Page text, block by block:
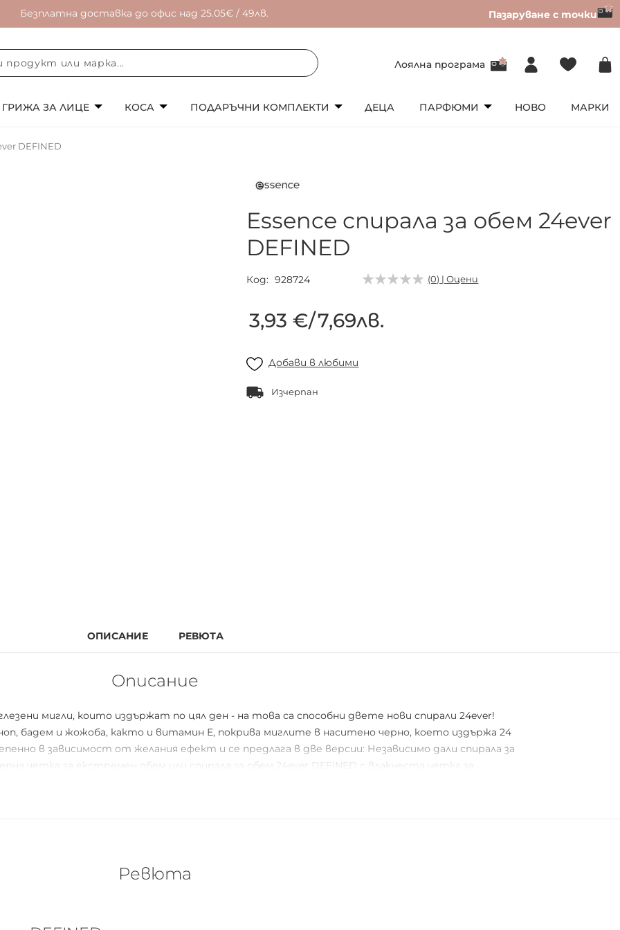
Безплатна доставка до офис над 25.05€ / 49лв. Пазаруване с точки
Лоялна програма
ГРИЖА ЗА ЛИЦЕ КОСА ПОДАРЪЧНИ КОМПЛЕКТИ ДЕЦА ПАРФЮМИ НОВО МАРКИ
DEFINED
Essence спирала за обем 24ever
DEFINED
Код 928724 (0) | Оцени
3,93 €/7,69лв.
Добави в любими
Изчерпан
ОПИСАНИЕ РЕВЮТА
Описание
мигли, които издържат по цял ден - на това са способни двете нови спирали 24ever!
бадем и жожоба, както и витамин Е, покрива миглите в наситено черно, което издържа 24
в зависимост от желания ефект и се предлага в две версии: Независимо дали спирала за
четка за екстремен обем или спирала за обем 24ever DEFINED с влакнеста четка за
Ревюта